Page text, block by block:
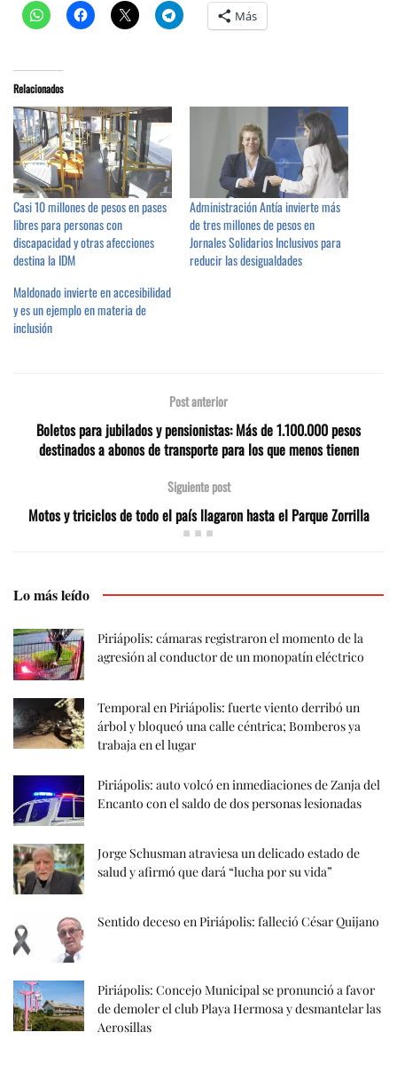
Más
Relacionados
Casi 10 millones de pesos en pases
libres para personas con
discapacidad y otras afecciones
destina la IDM
Administración Antía invierte más
de tres millones de pesos en
Jornales Solidarios Inclusivos para
reducir las desigualdades
Maldonado invierte en accesibilidad
y es un ejemplo en materia de
inclusión
Post anterior
Boletos para jubilados y pensionistas: Más de 1.100.000 pesos
destinados a abonos de transporte para los que menos tienen
Siguiente post
Motos y triciclos de todo el país llagaron hasta el Parque Zorrilla
Lo más leído
Piriápolis: cámaras registraron el momento de la
agresión al conductor de un monopatín eléctrico
Temporal en Piriápolis: fuerte viento derribó un
árbol y bloqueó una calle céntrica; Bomberos ya
trabaja en el lugar
Piriápolis: auto volcó en inmediaciones de Zanja del
Encanto con el saldo de dos personas lesionadas
Jorge Schusman atraviesa un delicado estado de
salud y afirmó que dará “lucha por su vida”
Sentido deceso en Piriápolis: falleció César Quijano
Piriápolis: Concejo Municipal se pronunció a favor
de demoler el club Playa Hermosa y desmantelar las
Aerosillas